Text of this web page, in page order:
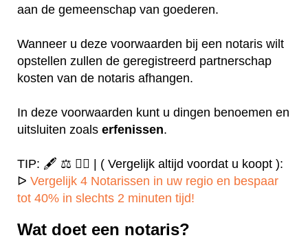
aan de gemeenschap van goederen.
Wanneer u deze voorwaarden bij een notaris wilt
opstellen zullen de geregistreerd partnerschap
kosten van de notaris afhangen.
In deze voorwaarden kunt u dingen benoemen en
uitsluiten zoals erfenissen.
TIP: 🖋️ ⚖️ ✍🏻 | ( Vergelijk altijd voordat u koopt ):
ᐅ Vergelijk 4 Notarissen in uw regio en bespaar
tot 40% in slechts 2 minuten tijd!
Wat doet een notaris?